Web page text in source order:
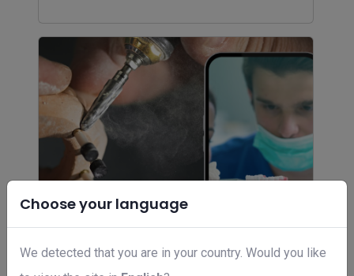
Choose your language
We detected that you are in your country. Would you like